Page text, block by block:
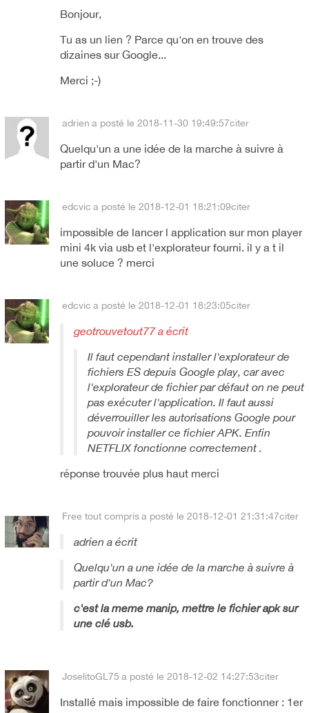
Bonjour,
Tu as un lien ? Parce qu'on en trouve des
dizaines sur Google...
Merci ;-)
adrien a posté le 2018-11-30 19:49:57citer
Quelqu'un a une idée de la marche à suivre à
partir d'un Mac?
edcvic a posté le 2018-12-01 18:21:09citer
impossible de lancer l application sur mon player
mini 4k via usb et l'explorateur fourni. il y a t il
une soluce ? merci
edcvic a posté le 2018-12-01 18:23:05citer
geotrouvetout77 a écrit
Il faut cependant installer l'explorateur de
fichiers ES depuis Google play, car avec
l'explorateur de fichier par défaut on ne peut
pas exécuter l'application. Il faut aussi
déverrouiller les autorisations Google pour
pouvoir installer ce fichier APK. Enfin
NETFLIX fonctionne correctement .
réponse trouvée plus haut merci
Free tout compris a posté le 2018-12-01 21:31:47citer
adrien a écrit
Quelqu'un a une idée de la marche à suivre à
partir d'un Mac?
c'est la meme manip, mettre le fichier apk sur
une clé usb.
JoselitoGL75 a posté le 2018-12-02 14:27:53citer
Installé mais impossible de faire fonctionner : 1er